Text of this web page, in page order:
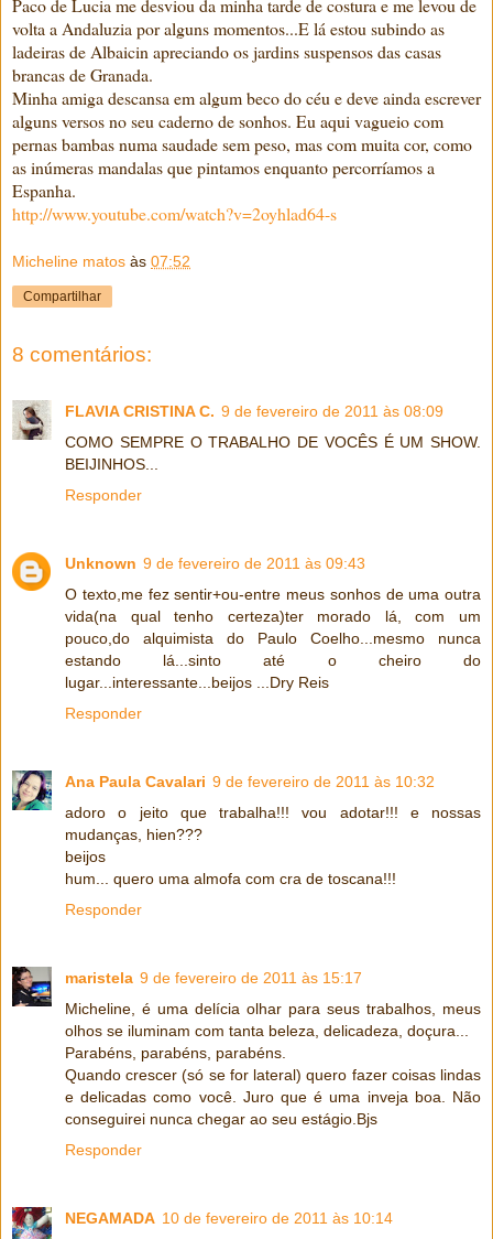
volta a Andaluzia por alguns momentos...E lá estou subindo as
ladeiras de Albaicin apreciando os jardins suspensos das casas
brancas de Granada.
Minha amiga descansa em algum beco do céu e deve ainda escrever
alguns versos no seu caderno de sonhos. Eu aqui vagueio com
pernas bambas numa saudade sem peso, mas com muita cor, como
as inúmeras mandalas que pintamos enquanto percorríamos a
Espanha.
http://www.youtube.com/watch?v=2oyhlad64-s
Micheline matos às 07:52
Compartilhar
8 comentários:
FLAVIA CRISTINA C. 9 de fevereiro de 2011 às 08:09
COMO SEMPRE O TRABALHO DE VOCÊS É UM SHOW.
BEIJINHOS...
Responder
Unknown 9 de fevereiro de 2011 às 09:43
O texto,me fez sentir+ou-entre meus sonhos de uma outra
vida(na qual tenho certeza)ter morado lá, com um
pouco,do alquimista do Paulo Coelho...mesmo nunca
estando lá...sinto até o cheiro do
lugar...interessante...beijos ...Dry Reis
Responder
Ana Paula Cavalari 9 de fevereiro de 2011 às 10:32
adoro o jeito que trabalha!!! vou adotar!!! e nossas
mudanças, hien???
beijos
hum... quero uma almofa com cra de toscana!!!
Responder
maristela 9 de fevereiro de 2011 às 15:17
Micheline, é uma delícia olhar para seus trabalhos, meus
olhos se iluminam com tanta beleza, delicadeza, doçura...
Parabéns, parabéns, parabéns.
Quando crescer (só se for lateral) quero fazer coisas lindas
e delicadas como você. Juro que é uma inveja boa. Não
conseguirei nunca chegar ao seu estágio.Bjs
Responder
NEGAMADA 10 de fevereiro de 2011 às 10:14